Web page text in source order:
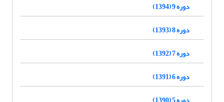
دوره 9 (1394)
دوره 8 (1393)
دوره 7 (1392)
دوره 6 (1391)